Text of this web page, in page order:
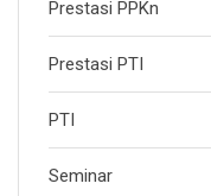
Prestasi PPKn
Prestasi PTI
PTI
Seminar